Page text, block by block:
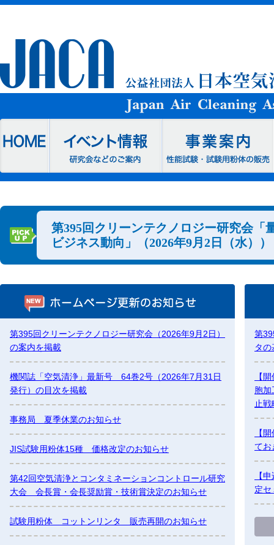
第395回クリーンテクノロジー研究会「
ビジネス動向」（2026年9月2日（水））
第395回クリーンテクノロジー研究会（2026年9月2日）
の案内を掲載
機関誌「空気清浄」最新号 64巻2号（2026年7月31日
発行）の目次を掲載
事務局 夏季休業のお知らせ
JIS試験用粉体15種 価格改定のお知らせ
第42回空気清浄とコンタミネーションコントロール研究
大会 会長賞・会長奨励賞・技術賞決定のお知らせ
試験用粉体 コットンリンタ 販売再開のお知らせ
第
タ
【
胞加
止
【
てお
【
定セ